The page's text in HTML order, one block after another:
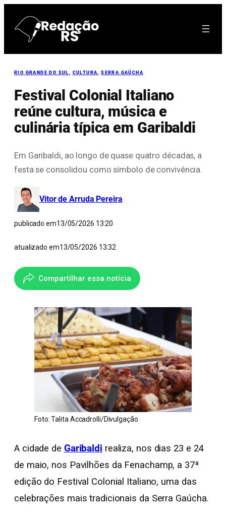
para
RIO GRANDE DO SUL , CULTURA, SERRA GAÚCHA
Festival Colonial Italiano
reúne cultura, música e
culinária típica em Garibaldi
Em Garibaldi, ao longo de quase quatro décadas, a
festa se consolidou como símbolo de convivência.
Vitor de Arruda Pereira
publicado em13/05/2026 13:20
atualizado em13/05/2026 13:32
Compartilhar essa notícia
Foto: Talita Accadrolli/Divulgação
A cidade de Garibaldi realiza, nos dias 23 e 24
de maio, nos Pavilhões da Fenachamp, a 37ª
edição do Festival Colonial Italiano, uma das
celebrações mais tradicionais da Serra Gaúcha.